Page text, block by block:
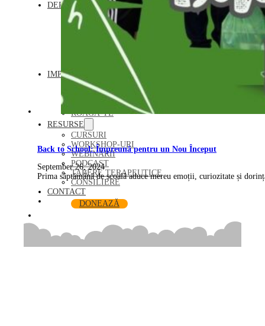
DEPARTAMENTE
REZIDENȚIAL
PLASAMENT FAMILIAL
PREVENIRE ABANDON ȘCOLAR ȘI FAMILIAL
ÎNGRIJIRE BEBELUȘI
INSTRUCTIV EDUCATIV
TABERE DE VARĂ
IMPLICĂ-TE
DEVINO VOLUNTAR
SUSȚINE
DEVINO PARTENER
ROAGĂ-TE
RESURSE
CURSURI
WORKSHOP-URI
WEBINARII
PODCAST
TABERE TERAPEUTICE
CONSILIERE
CONTACT
DONEAZĂ
Back to School: Împreună pentru un Nou Început
September 26, 2024
Prima săptămână de școală aduce mereu emoții, curiozitate și